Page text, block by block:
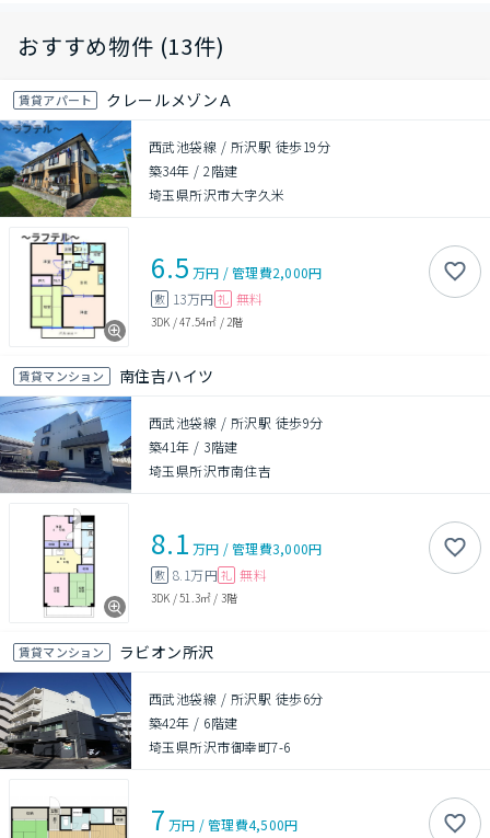
おすすめ物件 (13件)
賃貸アパート クレールメゾンＡ
西武池袋線 / 所沢駅 徒歩19分
築34年 /2階建
埼玉県所沢市大字久米
6.5 万円 /管理費2,000円
敷 13万円 礼 無料
3DK /47.54㎡ / 2階
賃貸マンション 南住吉ハイツ
西武池袋線 / 所沢駅 徒歩9分
築41年 / 3階建
埼玉県所沢市南住吉
8.1 万円 /管理費3,000円
敷 8.1万円 礼 無料
3DK /51.3㎡ / 3階
賃貸マンション ラビオン所沢
西武池袋線 / 所沢駅 徒歩6分
築42年 / 6階建
埼玉県所沢市御幸町7-6
7 万円 /管理費4,500円